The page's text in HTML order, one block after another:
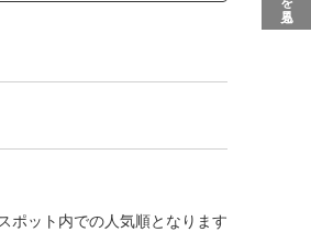
ポット内での人気順となります